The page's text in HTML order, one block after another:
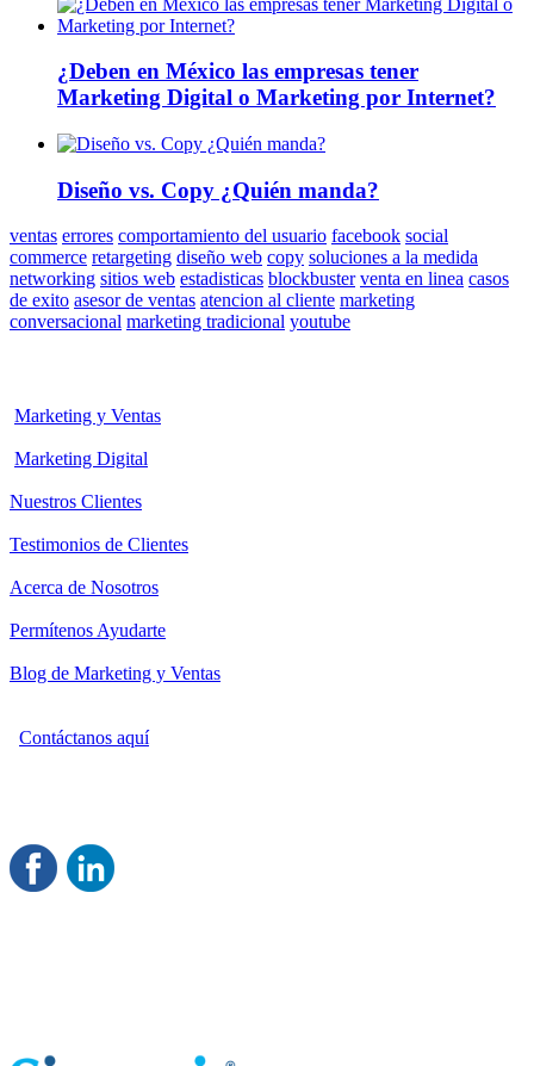
¿Deben en México las empresas tener
Marketing Digital o Marketing por Internet?
Diseño vs. Copy ¿Quién manda?
ventas errores comportamiento del usuario facebook social
commerce retargeting diseño web copy soluciones a la medida
networking sitios web estadisticas blockbuster venta en linea casos
de exito asesor de ventas atencion al cliente marketing
conversacional marketing tradicional youtube
Marketing y Ventas
Marketing Digital
Nuestros Clientes
Testimonios de Clientes
Acerca de Nosotros
Permítenos Ayudarte
Blog de Marketing y Ventas
Contáctanos aquí